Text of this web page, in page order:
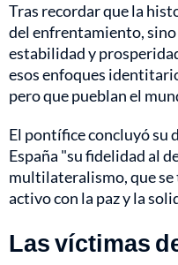
Tras recordar que la
del enfrentamiento, sino
estabilidad y
esos enfoques
pero que pueblan el
El pontífice concluyó su
España "su fidelidad al
multilateralismo, que
activo con la paz y la
Las víctimas